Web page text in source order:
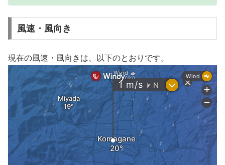
風速・風向き
現在の風速・風向きは、以下のとおりです。